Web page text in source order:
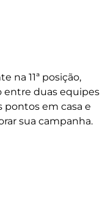
na 11ª posição,
entre duas equipes
pontos em casa e
sua campanha.